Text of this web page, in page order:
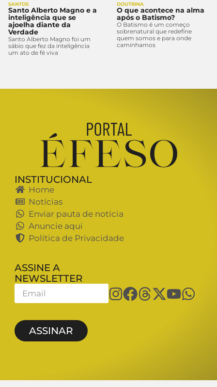
SANTOS
Santo Alberto Magno e a
inteligência que se
ajoelha diante da
Verdade
Santo Alberto Magno foi um
sábio que fez da inteligência
um ato de fé viva
DOUTRINA
O que acontece na alma
após o Batismo?
O Batismo é um começo
sobrenatural que redefine
quem somos e para onde
caminhamos
INSTITUCIONAL
Home
Notícias
Enviar pauta de notícia
Anuncie aqui
Política de Privacidade
ASSINE A
NEWSLETTER
ASSINAR